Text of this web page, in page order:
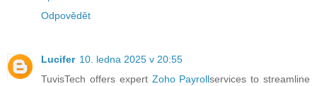
Odpovědět
Lucifer 10. ledna 2025 v 20:55
TuvisTech offers expert Zoho Payrollservices to streamline